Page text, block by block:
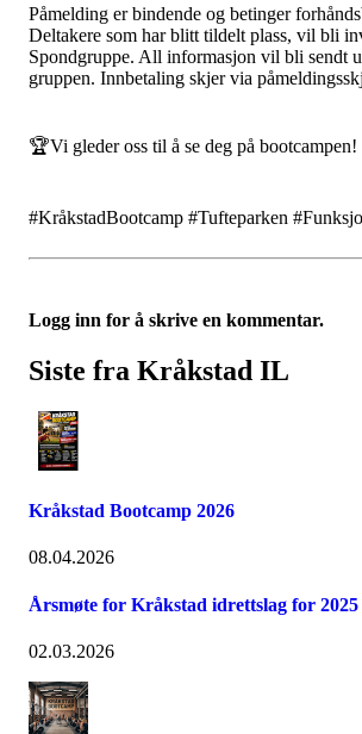
Påmelding er bindende og betinger
Deltakere som har blitt tildelt plass, vil bli
Spondgruppe. All informasjon vil bli sendt
gruppen. Innbetaling skjer via
🏆Vi gleder oss til å se deg på bootcampen!
#KråkstadBootcamp #Tufteparken
Logg inn for å skrive en kommentar.
Siste fra Kråkstad IL
Kråkstad Bootcamp 2026
08.04.2026
Årsmøte for Kråkstad idrettslag for 2025
02.03.2026